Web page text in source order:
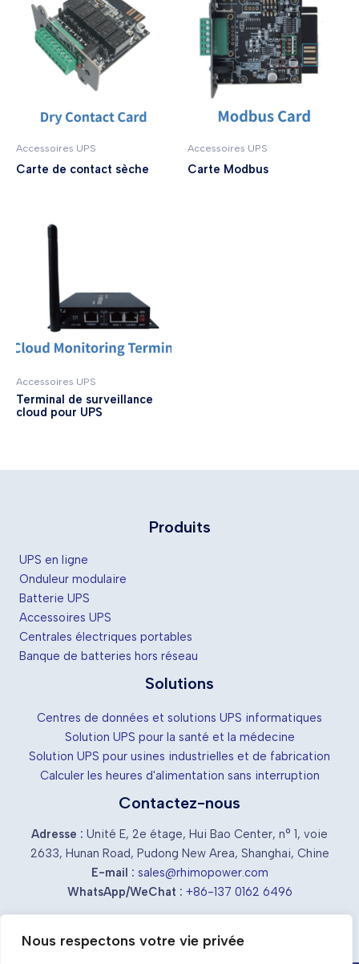
Nous respectons votre vie privée
Accessoires UPS
Carte de contact sèche
Accessoires UPS
Carte Modbus
Accessoires UPS
Terminal de surveillance
cloud pour UPS
Produits
UPS en ligne
Onduleur modulaire
Batterie UPS
Accessoires UPS
Centrales électriques portables
Banque de batteries hors réseau
Solutions
Centres de données et solutions UPS informatiques
Solution UPS pour la santé et la médecine
Solution UPS pour usines industrielles et de fabrication
Calculer les heures d'alimentation sans interruption
Contactez-nous
Adresse : Unité E, 2e étage, Hui Bao Center, n° 1, voie
2633, Hunan Road, Pudong New Area, Shanghai, Chine
E-mail : sales@rhimopower.com
WhatsApp/WeChat : +86-137 0162 6496